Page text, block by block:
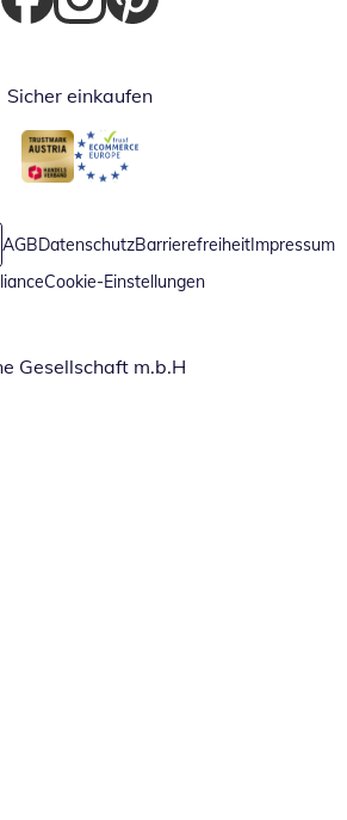
Öffnet in neuem Fenster
Öffnet in neuem Fenster
Öffnet in neuem Fenster
Sicher einkaufen
Öffnet in neuem Fenster
Öffnet in neuem Fenster
AGBDatenschutzBarrierefreiheitImpressum
Cookie-Einstellungen
Gesellschaft m.b.H